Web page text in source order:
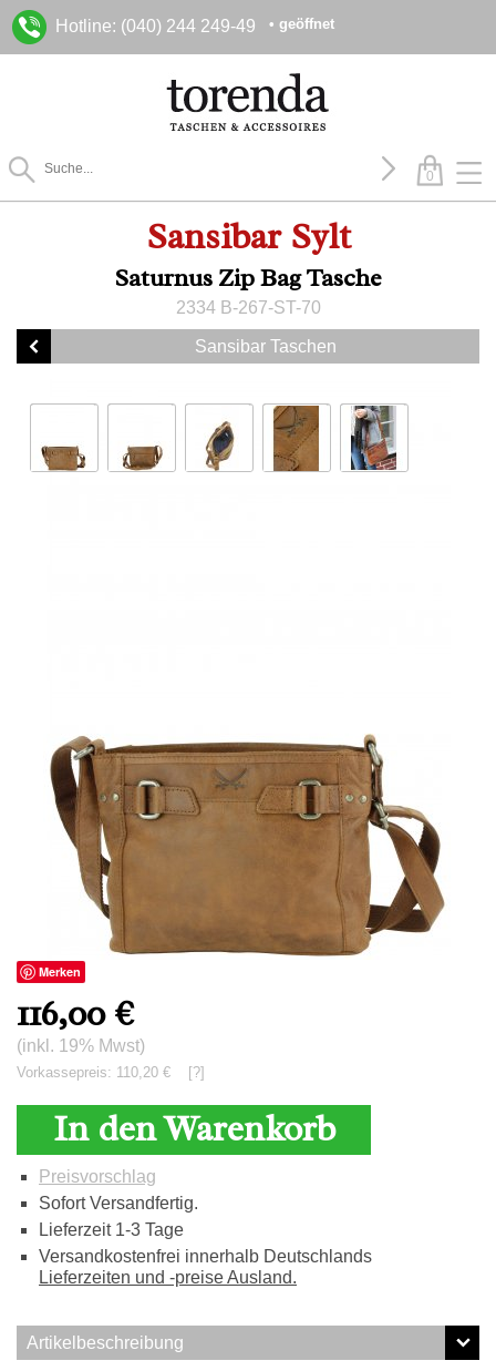
Hotline: (040) 244 249-49 • geöffnet
0
Sansibar Sylt
Saturnus Zip Bag Tasche
2334 B-267-ST-70
Sansibar Taschen
Merken
116,00 €
(inkl. 19% Mwst)
Vorkassepreis: 110,20 € [?]
In den Warenkorb
Preisvorschlag
Sofort Versandfertig.
Lieferzeit 1-3 Tage
Versandkostenfrei innerhalb Deutschlands
Lieferzeiten und -preise Ausland.
Artikelbeschreibung